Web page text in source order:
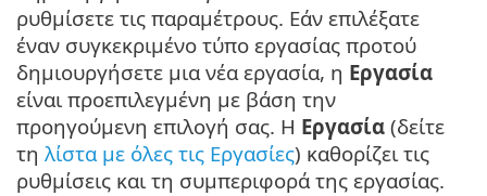
ρυθμίσετε τις παραμέτρους. Εάν επιλέξατε
έναν συγκεκριμένο τύπο εργασίας προτού
δημιουργήσετε μια νέα εργασία, η Εργασία
είναι προεπιλεγμένη με βάση την
προηγούμενη επιλογή σας. Η Εργασία (δείτε
τη λίστα με όλες τις Εργασίες) καθορίζει τις
ρυθμίσεις και τη συμπεριφορά της εργασίας.